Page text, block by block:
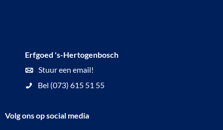
Erfgoed 's-Hertogenbosch
Stuur een email!
Bel (073) 615 51 55
Volg ons op social media